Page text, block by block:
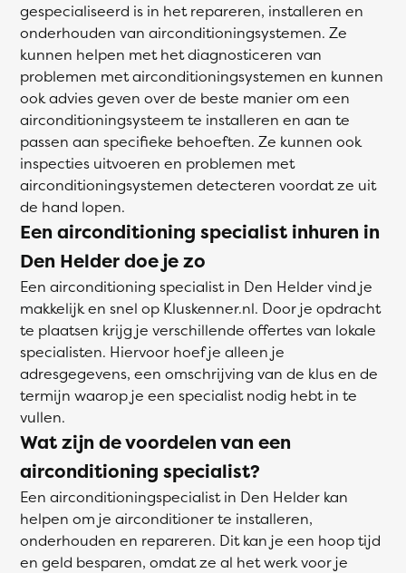
gespecialiseerd is in het repareren, installeren en
onderhouden van airconditioningsystemen. Ze
kunnen helpen met het diagnosticeren van
problemen met airconditioningsystemen en kunnen
ook advies geven over de beste manier om een
airconditioningsysteem te installeren en aan te
passen aan specifieke behoeften. Ze kunnen ook
inspecties uitvoeren en problemen met
airconditioningsystemen detecteren voordat ze uit
de hand lopen.
Een airconditioning specialist inhuren in
Den Helder doe je zo
Een airconditioning specialist in Den Helder vind je
makkelijk en snel op Kluskenner.nl. Door je opdracht
te plaatsen krijg je verschillende offertes van lokale
specialisten. Hiervoor hoef je alleen je
adresgegevens, een omschrijving van de klus en de
termijn waarop je een specialist nodig hebt in te
vullen.
Wat zijn de voordelen van een
airconditioning specialist?
Een airconditioningspecialist in Den Helder kan
helpen om je airconditioner te installeren,
onderhouden en repareren. Dit kan je een hoop tijd
en geld besparen, omdat ze al het werk voor je